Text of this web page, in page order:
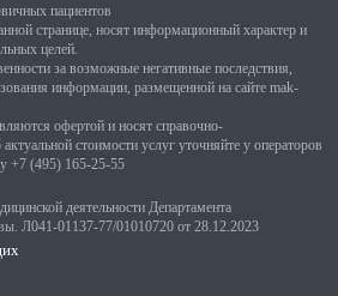
пациентов
странице, носят информационный характер и
целей.
за возможные негативные последствия,
информации, размещенной на сайте mak-
офертой и носят справочно-
стоимости услуг уточняйте у операторов
+7 (495) 165-25-55
деятельности Департамента
Л041-01137-77/01010720 от 28.12.2023